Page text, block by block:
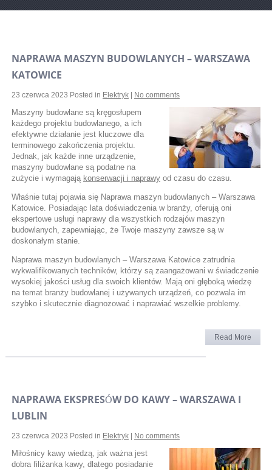
NAPRAWA MASZYN BUDOWLANYCH – WARSZAWA
KATOWICE
23 czerwca 2023 Posted in Elektryk| No comments
Maszyny budowlane są kręgosłupem
każdego projektu budowlanego, a ich
efektywne działanie jest kluczowe dla
terminowego zakończenia projektu.
Jednak, jak każde inne urządzenie,
maszyny budowlane są podatne na
zużycie i wymagają konserwacji i naprawyod czasu do czasu.
Właśnie tutaj pojawia się Naprawa maszyn budowlanych – Warszawa
Katowice. Posiadając lata doświadczenia w branży, oferują oni
ekspertowe usługi naprawy dla wszystkich rodzajów maszyn
budowlanych, zapewniając, że Twoje maszyny zawsze są w
doskonałym stanie.
Naprawa maszyn budowlanych – Warszawa Katowice zatrudnia
wykwalifikowanych techników, którzy są zaangażowani w świadczenie
wysokiej jakości usług dla swoich klientów. Mają oni głęboką wiedzę
na temat branży budowlanej i używanych urządzeń, co pozwala im
szybko i skutecznie diagnozować i naprawiać wszelkie problemy.
Read More
NAPRAWA EKSPRESÓW DO KAWY – WARSZAWA I
LUBLIN
23 czerwca 2023 Posted in Elektryk| No comments
Miłośnicy kawy wiedzą, jak ważna jest
dobra filiżanka kawy, dlatego posiadanie